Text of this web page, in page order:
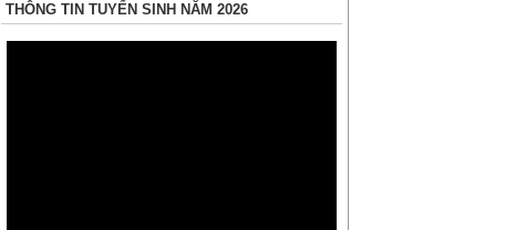
THÔNG TIN TUYỂN SINH NĂM 2026